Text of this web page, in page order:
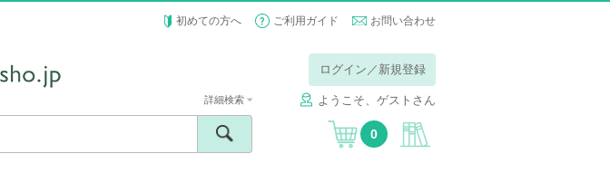
初めての方へ ご利用ガイド お問い合わせ
ログイン／新規登録
ようこそ、ゲストさん
詳細検索
0